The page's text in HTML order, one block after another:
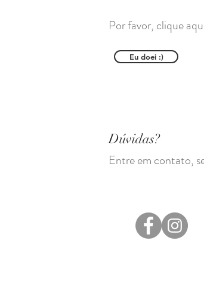
Por favor, clique
Eu doei :)
Dúvidas?
Entre em contato,